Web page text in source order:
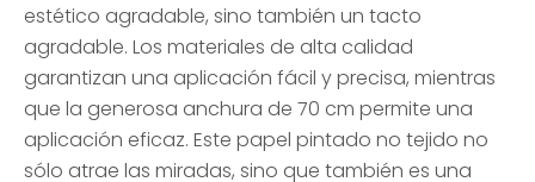
estético agradable, sino también un tacto
agradable. Los materiales de alta calidad
garantizan una aplicación fácil y precisa, mientras
que la generosa anchura de 70 cm permite una
aplicación eficaz. Este papel pintado no tejido no
sólo atrae las miradas, sino que también es una